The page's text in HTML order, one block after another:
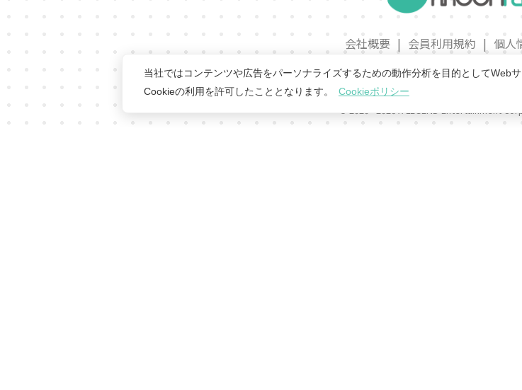
当社ではコンテンツや広告をパーソナライズするための動作分析を目的としてWeb
Cookieの利用を許可したこととなります。
Cookieポリシー
会社概要 | 会員利用規約 | 個人
特定商取引法に基づく表記 | サービス
© 2020 -